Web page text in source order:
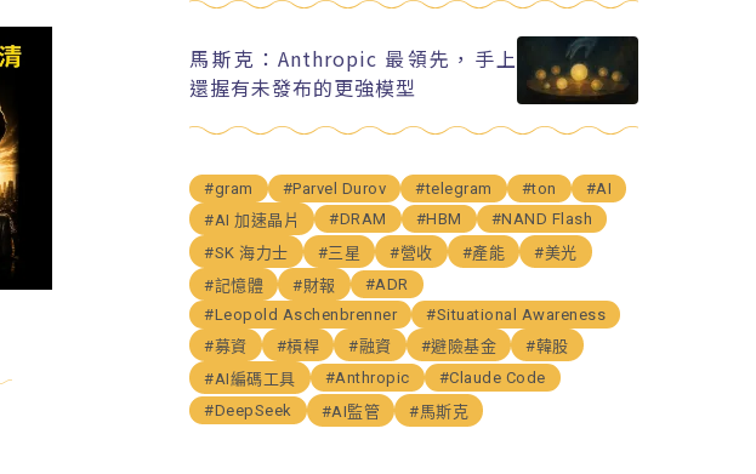
馬斯克：Anthropic 最領先，手上
還握有未發布的更強模型
#gram #Parvel Durov #telegram #ton
#AI
#AI 加速晶片
#DRAM #HBM
#NAND Flash
#SK 海力士
#三星 #營收 #產能
#美光
#記憶體
#財報
#ADR
#Leopold Aschenbrenner
#Situational Awareness
#募資
#槓桿 #融資 #避險基金
#韓股
#AI編碼工具
#Anthropic
#Claude Code
#DeepSeek
#AI監管 #馬斯克